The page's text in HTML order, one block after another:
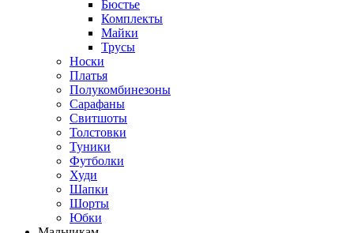
Бюстье
Комплекты
Майки
Трусы
Носки
Платья
Полукомбинезоны
Сарафаны
Свитшоты
Толстовки
Туники
Футболки
Худи
Шапки
Шорты
Юбки